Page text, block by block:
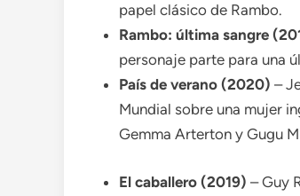
papel clásico de Rambo.
Rambo: última sangre
personaje parte para una
País de verano (2020) –
Mundial sobre una mujer
Gemma Arterton y Gugu
El caballero (2019) – Guy